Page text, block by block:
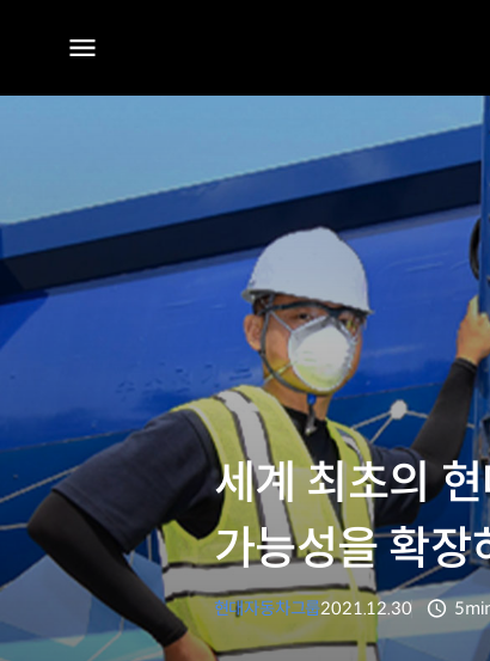
전체
세계 최초의
가능성을 확장
현대자동차그룹2021.12.30
분량